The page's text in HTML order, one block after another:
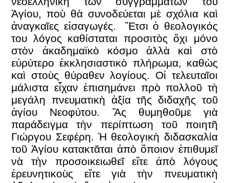
Ἁγίου, ποὺ θὰ συνοδεύεται μὲ σχόλια καὶ
ἀναγκαῖες εἰσαγωγές. Ἔτσι ὁ θεολογικός
του λόγος καθίσταται προσιτὸς ὄχι μόνο
στὸν ἀκαδημαϊκὸ κόσμο ἀλλὰ καὶ στὸ
εὐρύτερο ἐκκλησιαστικὸ πλήρωμα, καθὼς
καὶ στοὺς θύραθεν λογίους. Οἱ τελευταῖοι
μάλιστα εἶχαν ἐπισημάνει πρὸ πολλοῦ τὴ
μεγάλη πνευματικὴ ἀξία τῆς διδαχῆς τοῦ
ἁγίου Νεοφύτου. Ἂς θυμηθοῦμε γιὰ
παράδειγμα τὴν περίπτωση τοῦ ποιητῆ
Γιώργου Σεφέρη. Ἡ θεολογικὴ διδασκαλία
τοῦ Ἁγίου κατακτᾶται ἀπὸ ὅποιον ἐπιθυμεῖ
νὰ τὴν προσοικειωθεῖ εἴτε ἀπὸ λόγους
ἐρευνητικοὺς εἴτε γιὰ τὴν πνευματικὴ